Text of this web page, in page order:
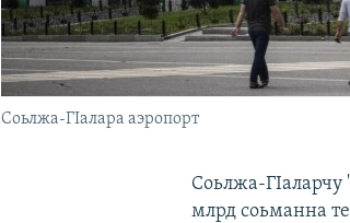
Соьлжа-ГIалара аэропорт
Соьлжа-ГIаларчу
млрд соьманна